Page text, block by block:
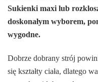
Sukienki maxi lub
doskonałym wyborem,
wygodne.
Dobrze dobrany strój
się kształty ciała, dlatego